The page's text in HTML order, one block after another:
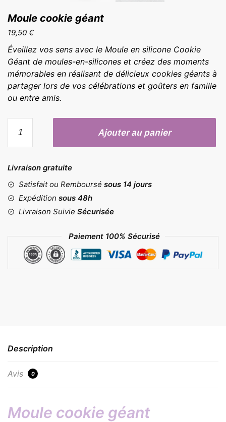
Moule cookie géant
19,50 €
Éveillez vos sens avec le Moule en silicone Cookie
Géant de moules-en-silicones et créez des moments
mémorables en réalisant de délicieux cookies géants à
partager lors de vos célébrations et goûters en famille
ou entre amis.
Moule
géant
Ajouter au panier
Livraison gratuite
Satisfait ou Remboursé sous 14 jours
Expédition sous 48h
Livraison Suivie Sécurisée
Paiement 100% Sécurisé
Description
Avis 0
Moule cookie géant